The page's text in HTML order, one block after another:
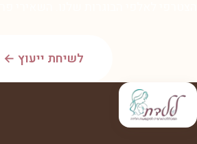
לשיחת ייעוץ ←